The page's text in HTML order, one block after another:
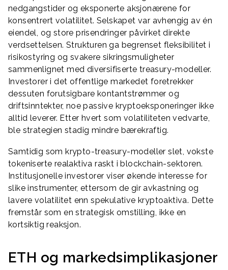
nedgangstider og eksponerte aksjonærene for
konsentrert volatilitet. Selskapet var avhengig av én
eiendel, og store prisendringer påvirket direkte
verdsettelsen. Strukturen ga begrenset fleksibilitet i
risikostyring og svakere sikringsmuligheter
sammenlignet med diversifiserte treasury-modeller.
Investorer i det offentlige markedet foretrekker
dessuten forutsigbare kontantstrømmer og
driftsinntekter, noe passive kryptoeksponeringer ikke
alltid leverer. Etter hvert som volatiliteten vedvarte,
ble strategien stadig mindre bærekraftig.
Samtidig som krypto-treasury-modeller slet, vokste
tokeniserte realaktiva raskt i blockchain-sektoren.
Institusjonelle investorer viser økende interesse for
slike instrumenter, ettersom de gir avkastning og
lavere volatilitet enn spekulative kryptoaktiva. Dette
fremstår som en strategisk omstilling, ikke en
kortsiktig reaksjon.
ETH og markedsimplikasjoner